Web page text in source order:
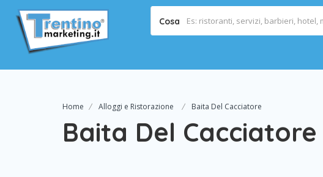
Cosa
Home Alloggi e Ristorazione Baita Del Cacciatore
Baita Del Cacciatore